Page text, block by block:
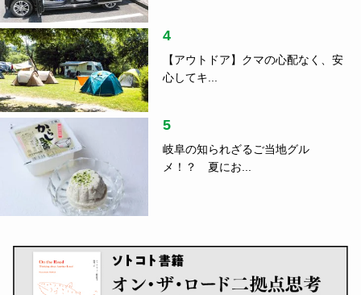
4
【アウトドア】クマの心配なく、安
心してキ...
5
岐阜の知られざるご当地グル
メ！？ 夏にお...